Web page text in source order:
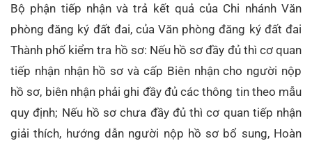
Bộ phận tiếp nhận và trả kết quả của Chi nhánh Văn
phòng đăng ký đất đai, của Văn phòng đăng ký đất đai
Thành phố kiểm tra hồ sơ: Nếu hồ sơ đầy đủ thì cơ quan
tiếp nhận nhận hồ sơ và cấp Biên nhận cho người nộp
hồ sơ, biên nhận phải ghi đầy đủ các thông tin theo mẫu
quy định; Nếu hồ sơ chưa đầy đủ thì cơ quan tiếp nhận
giải thích, hướng dẫn người nộp hồ sơ bổ sung, Hoàn